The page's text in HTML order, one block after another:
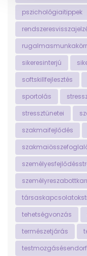
pszichológiaitippek
sikeresinterjú
softskillfejlesztés
sportolás
stressztünetei
szakmaifejlődés
tehetségvonzás
természetjárás